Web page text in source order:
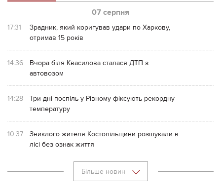
07 серпня
17:31
Зрадник, який коригував удари по Харкову,
отримав 15 років
14:36
Вчора біля Квасилова сталася ДТП з
автовозом
14:28
Три дні поспіль у Рівному фіксують рекордну
температуру
10:37
Зниклого жителя Костопільщини розшукали в
лісі без ознак життя
Більше новин